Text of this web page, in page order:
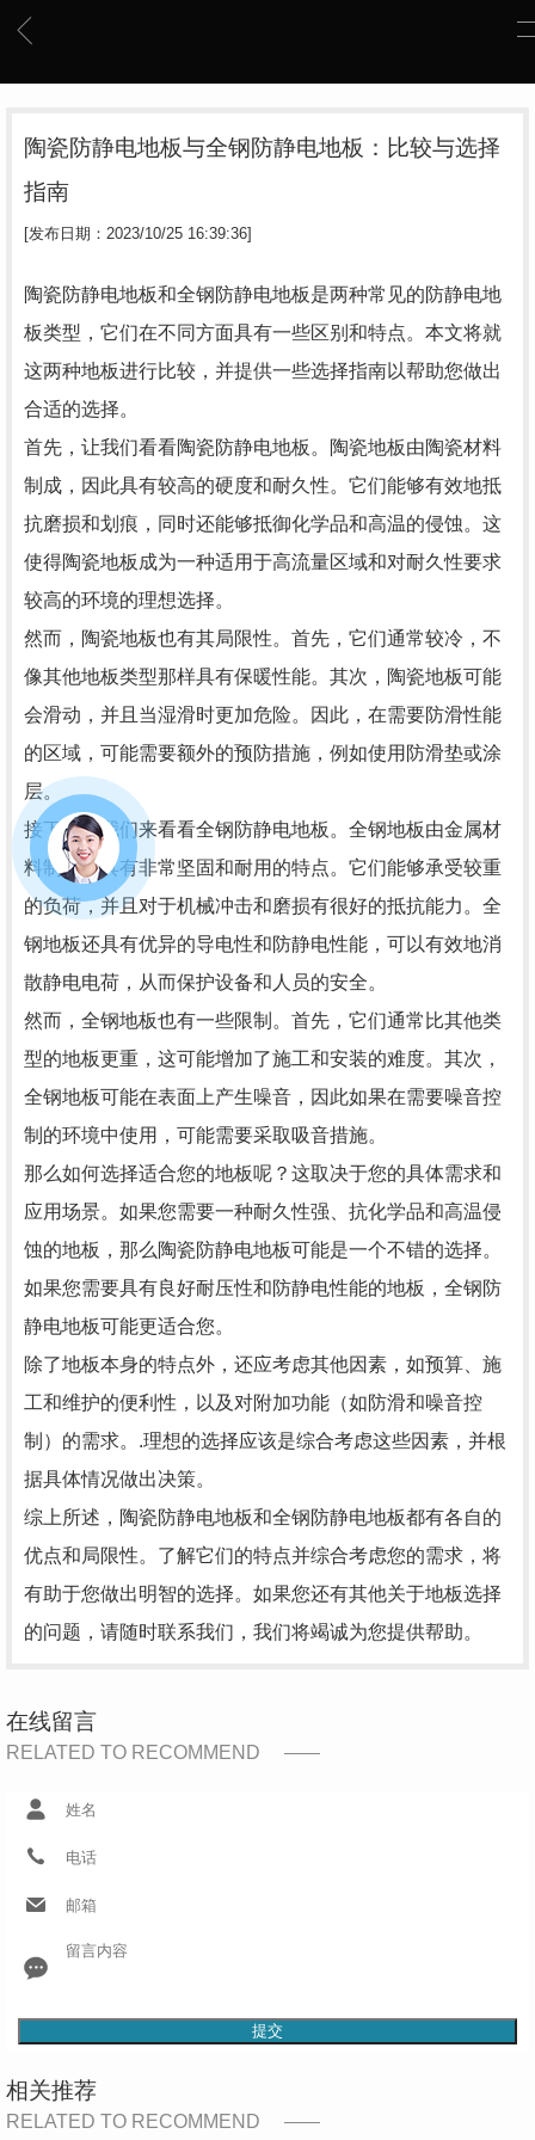
陶瓷防静电地板与全钢防静电地板：比较与选择
指南
[发布日期：2023/10/25 16:39:36]
陶瓷防静电地板和全钢防静电地板是两种常见的防静电地
板类型，它们在不同方面具有一些区别和特点。本文将就
这两种地板进行比较，并提供一些选择指南以帮助您做出
合适的选择。
首先，让我们看看陶瓷防静电地板。陶瓷地板由陶瓷材料
制成，因此具有较高的硬度和耐久性。它们能够有效地抵
抗磨损和划痕，同时还能够抵御化学品和高温的侵蚀。这
使得陶瓷地板成为一种适用于高流量区域和对耐久性要求
较高的环境的理想选择。
然而，陶瓷地板也有其局限性。首先，它们通常较冷，不
像其他地板类型那样具有保暖性能。其次，陶瓷地板可能
会滑动，并且当湿滑时更加危险。因此，在需要防滑性能
的区域，可能需要额外的预防措施，例如使用防滑垫或涂
层。
接下来，我们来看看全钢防静电地板。全钢地板由金属材
料制成，具有非常坚固和耐用的特点。它们能够承受较重
的负荷，并且对于机械冲击和磨损有很好的抵抗能力。全
钢地板还具有优异的导电性和防静电性能，可以有效地消
散静电电荷，从而保护设备和人员的安全。
然而，全钢地板也有一些限制。首先，它们通常比其他类
型的地板更重，这可能增加了施工和安装的难度。其次，
全钢地板可能在表面上产生噪音，因此如果在需要噪音控
制的环境中使用，可能需要采取吸音措施。
那么如何选择适合您的地板呢？这取决于您的具体需求和
应用场景。如果您需要一种耐久性强、抗化学品和高温侵
蚀的地板，那么陶瓷防静电地板可能是一个不错的选择。
如果您需要具有良好耐压性和防静电性能的地板，全钢防
静电地板可能更适合您。
除了地板本身的特点外，还应考虑其他因素，如预算、施
工和维护的便利性，以及对附加功能（如防滑和噪音控
制）的需求。.理想的选择应该是综合考虑这些因素，并根
据具体情况做出决策。
综上所述，陶瓷防静电地板和全钢防静电地板都有各自的
优点和局限性。了解它们的特点并综合考虑您的需求，将
有助于您做出明智的选择。如果您还有其他关于地板选择
的问题，请随时联系我们，我们将竭诚为您提供帮助。
在线留言
RELATED TO RECOMMEND
提交
相关推荐
RELATED TO RECOMMEND